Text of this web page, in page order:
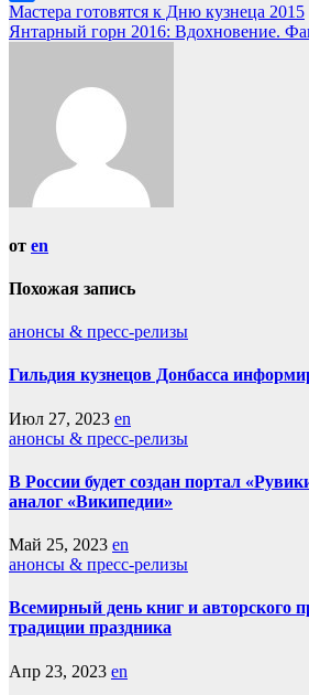
Отправить
Навигация
по
Мастера готовятся к Дню кузнеца 2015
Янтарный горн 2016: Вдохновение.
от en
Похожая запись
анонсы & пресс-релизы
Гильдия кузнецов Донбасса
Июл 27, 2023 en
анонсы & пресс-релизы
В России будет создан портал
аналог «Википедии»
Май 25, 2023 en
анонсы & пресс-релизы
Всемирный день книг и авторского
традиции праздника
Апр 23, 2023 en